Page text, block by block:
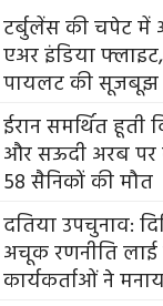
टर्बुलेंस की चपेट
एअर इंडिया
पायलट की सूजबूझ
ईरान समर्थित हूती
और सऊदी अरब
58 सैनिकों की मौत
दतिया उपचुनाव:
अचूक रणनीति लाई
कार्यकर्ताओं ने